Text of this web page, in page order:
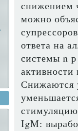
снижением
можно
ответа на
систе­мы n
активности
Сни­жаются
IgM: